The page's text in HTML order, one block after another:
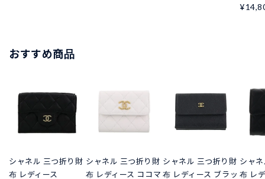
おすすめ商品
シャネル 三つ折り財
布 レディース
シャネル 三つ折り財
布 レディース ココマ
シャネル 三つ折り財
布 レディース ブラッ
シャ
布 レ